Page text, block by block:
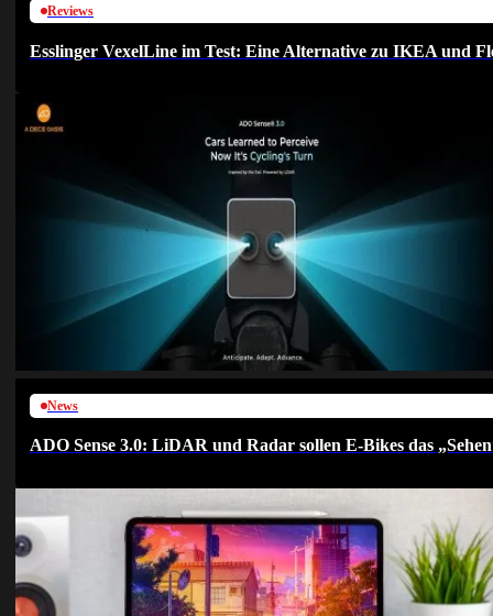
Reviews
Esslinger VexelLine im Test: Eine Alternative zu IKEA und
News
ADO Sense 3.0: LiDAR und Radar sollen E-Bikes das